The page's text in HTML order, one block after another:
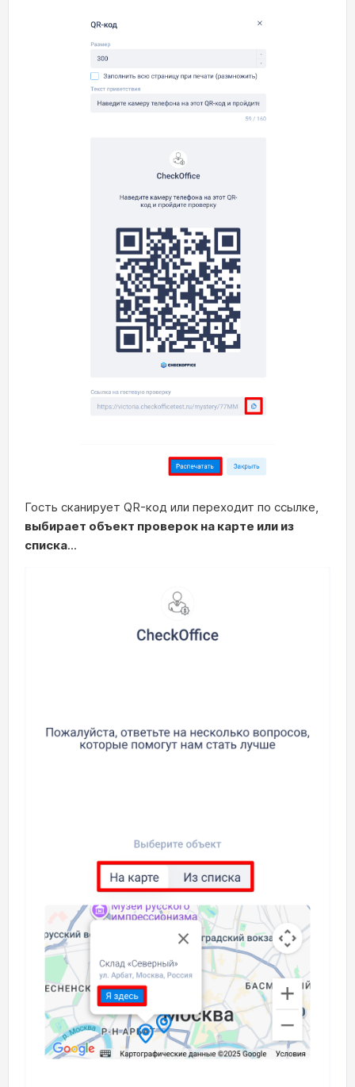
Гость сканирует QR-код или переходит по ссылке,
выбирает объект проверок на карте или из
списка...